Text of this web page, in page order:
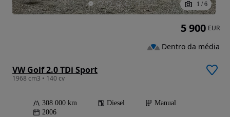
1 / 6
VW Golf 2.0 TDi Sport
1968 cm3 • 140 cv
308 000 km Diesel
Manual
2006
5 900 EUR
Dentro da média